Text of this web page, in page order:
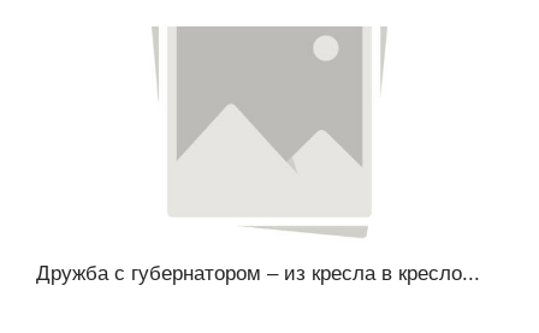
Дружба с губернатором – из кресла в кресло...